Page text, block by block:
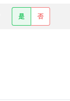
是 否